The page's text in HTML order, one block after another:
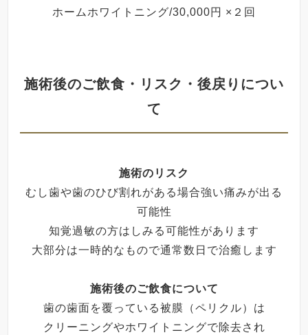
ホームホワイトニング/30,000円 ×２回
施術後のご飲食・リスク・後戻りについ
て
施術のリスク
むし歯や歯のひび割れがある場合強い痛みが出る
可能性
知覚過敏の方はしみる可能性があります
大部分は一時的なもので通常数日で治癒します
施術後のご飲食について
歯の歯面を覆っている被膜（ペリクル）は
クリーニングやホワイトニングで除去され